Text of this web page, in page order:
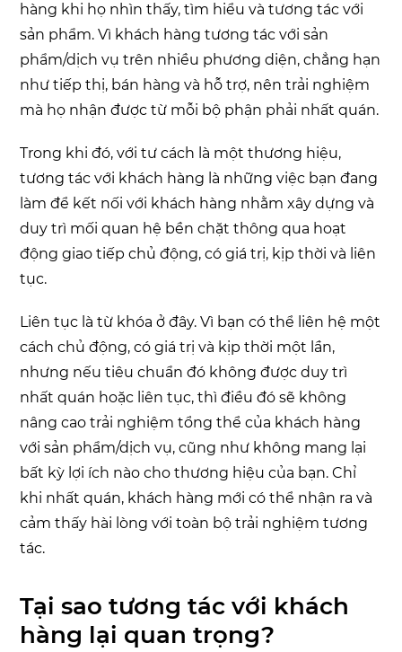
hàng khi họ nhìn thấy, tìm hiểu và tương tác với
sản phẩm. Vì khách hàng tương tác với sản
phẩm/dịch vụ trên nhiều phương diện, chẳng hạn
như tiếp thị, bán hàng và hỗ trợ, nên trải nghiệm
mà họ nhận được từ mỗi bộ phận phải nhất quán.
Trong khi đó, với tư cách là một thương hiệu,
tương tác với khách hàng là những việc bạn đang
làm để kết nối với khách hàng nhằm xây dựng và
duy trì mối quan hệ bền chặt thông qua hoạt
động giao tiếp chủ động, có giá trị, kịp thời và liên
tục.
Liên tục là từ khóa ở đây. Vì bạn có thể liên hệ một
cách chủ động, có giá trị và kịp thời một lần,
nhưng nếu tiêu chuẩn đó không được duy trì
nhất quán hoặc liên tục, thì điều đó sẽ không
nâng cao trải nghiệm tổng thể của khách hàng
với sản phẩm/dịch vụ, cũng như không mang lại
bất kỳ lợi ích nào cho thương hiệu của bạn. Chỉ
khi nhất quán, khách hàng mới có thể nhận ra và
cảm thấy hài lòng với toàn bộ trải nghiệm tương
tác.
Tại sao tương tác với khách
hàng lại quan trọng?